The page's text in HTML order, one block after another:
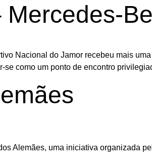
Nacional do Jamor recebeu mais
se como um ponto de encontro
Alemães, uma iniciativa organizada